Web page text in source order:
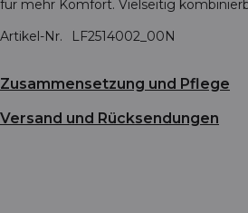
für mehr Komfort. Vielseitig
Artikel-Nr.
LF2514002_00N
Zusammensetzung und Pflege
Versand und Rücksendungen